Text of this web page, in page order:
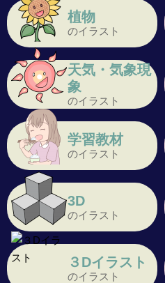
植物
のイラスト
天気・気象現
象
のイラスト
学習教材
のイラスト
3D
のイラスト
３Dイラスト
のイラスト